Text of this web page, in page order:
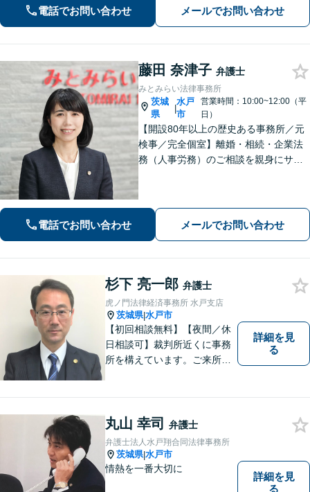
にご相談ください。
電話でお問い合わせ メールでお問い合わせ
藤田 奈津子 弁護士
みとみらい法律事務所
茨城
県
|
水戸
市
営業時間：10:00~12:00（平
日）
【開設80年以上の歴史ある事務所／元
検事／完全個室】離婚・相続・企業法
務（人事労務）のご相談を親身にサポ
中心とした企業法務に対応
電話でお問い合わせ メールでお問い合わせ
杉下 亮一郎 弁護士
虎ノ門法律経済事務所 水戸支店
茨城県|水戸市
【初回相談無料】【夜間／休
日相談可】裁判所近くに事務
所を構えています。ご来所・
もに最善の解決を目指しま
す。
詳細を見
る
丸山 幸司 弁護士
弁護士法人水戸翔合同法律事務所
茨城県|水戸市
情熱を一番大切に
詳細を見
る